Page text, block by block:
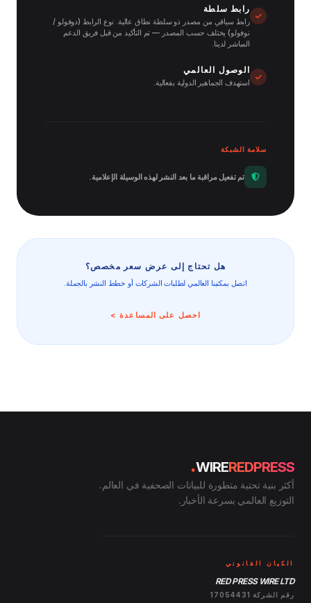
رابط سلطة
رابط سياقي من مصدر ذو سلطة نطاق عالية. نوع الرابط (دوفولو /
نوفولو) يختلف حسب المصدر — تم التأكيد من قبل فريق الدعم
المباشر لدينا.
الوصول العالمي
استهدف الجماهير الدولية بفعالية.
سلامة الشبكة
تم تفعيل مراقبة ما بعد النشر لهذه الوسيلة الإعلامية.
هل تحتاج إلى عرض سعر مخصص؟
اتصل بمكتبنا العالمي لطلبات الشركات أو خطط النشر بالجملة.
احصل على المساعدة >
REDPRESS
WIRE
.
أكثر بنية تحتية متطورة للبيانات الصحفية في العالم.
التوزيع العالمي بسرعة الأخبار.
الكيان القانوني
RED PRESS WIRE LTD
رقم الشركة 17054431